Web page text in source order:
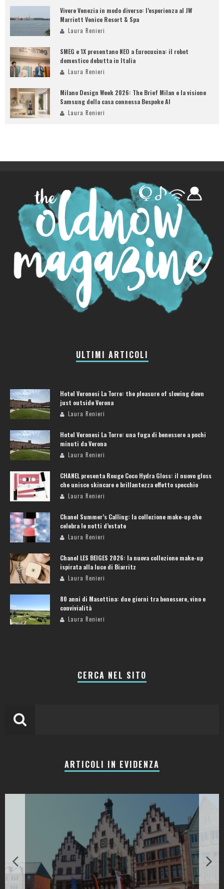
Vivere Venezia in modo diverso: l’esperienza al JW
Marriott Venice Resort & Spa
Laura Renieri
SMEG e 1X presentano NEO a Eurocucina: il robot
domestico debutta in Italia
Laura Renieri
Milano Design Week 2026: The Brief Milan e la visione
Samsung della casa connessa Bespoke AI
Laura Renieri
ULTIMI ARTICOLI
Hotel Veronesi La Torre: the pleasure of slowing down
just outside Verona
Laura Renieri
Hotel Veronesi La Torre: una fuga di benessere a pochi
minuti da Verona
Laura Renieri
CHANEL presenta Rouge Coco Hydra Gloss: il nuovo gloss
che unisce skincare e brillantezza effetto specchio
Laura Renieri
Chanel Summer’s Calling: la collezione make-up che
celebra le notti d’estate
Laura Renieri
Chanel LES BEIGES 2026: la nuova collezione make-up
ispirata alla luce di Biarritz
Laura Renieri
80 anni di Masottina: due giorni tra benessere, vino e
convivialità
Laura Renieri
CERCA NEL SITO
ARTICOLI IN EVIDENZA